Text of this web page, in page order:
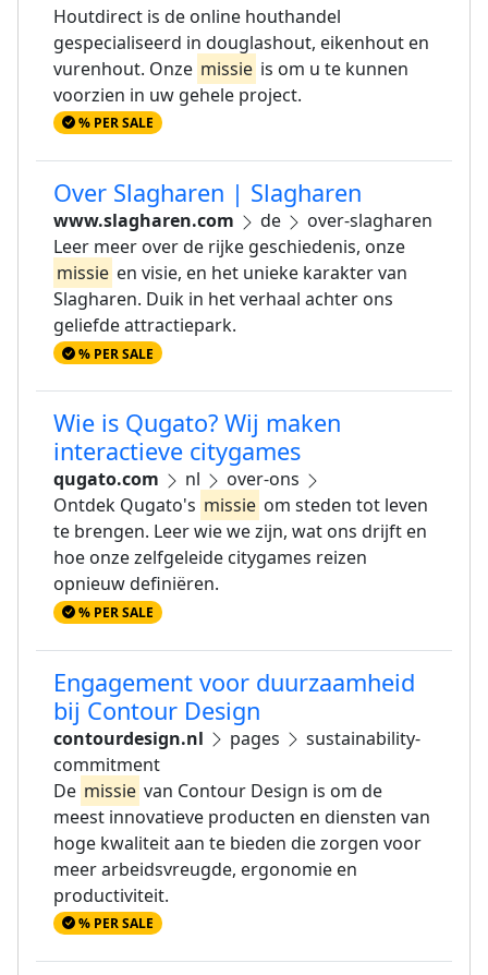
Houtdirect is de online houthandel
gespecialiseerd in douglashout, eikenhout en
vurenhout. Onze missie is om u te kunnen
voorzien in uw gehele project.
% PER SALE
Over Slagharen | Slagharen
www.slagharen.com de
over-slagharen
Leer meer over de rijke geschiedenis, onze
missie en visie, en het unieke karakter van
Slagharen. Duik in het verhaal achter ons
geliefde attractiepark.
% PER SALE
Wie is Qugato? Wij maken
interactieve citygames
qugato.com nl
over-ons
Ontdek Qugato's missie om steden tot leven
te brengen. Leer wie we zijn, wat ons drijft en
hoe onze zelfgeleide citygames reizen
opnieuw definiëren.
% PER SALE
Engagement voor duurzaamheid
bij Contour Design
contourdesign.nl pages
sustainability-
commitment
De missie van Contour Design is om de
meest innovatieve producten en diensten van
hoge kwaliteit aan te bieden die zorgen voor
meer arbeidsvreugde, ergonomie en
productiviteit.
% PER SALE